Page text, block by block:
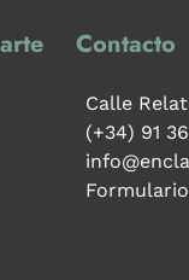
Contacto
Calle
(+34) 91